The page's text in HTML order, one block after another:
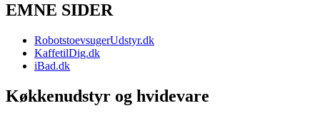
EMNE SIDER
RobotstoevsugerUdstyr.dk
KaffetilDig.dk
iBad.dk
Køkkenudstyr og hvidevare